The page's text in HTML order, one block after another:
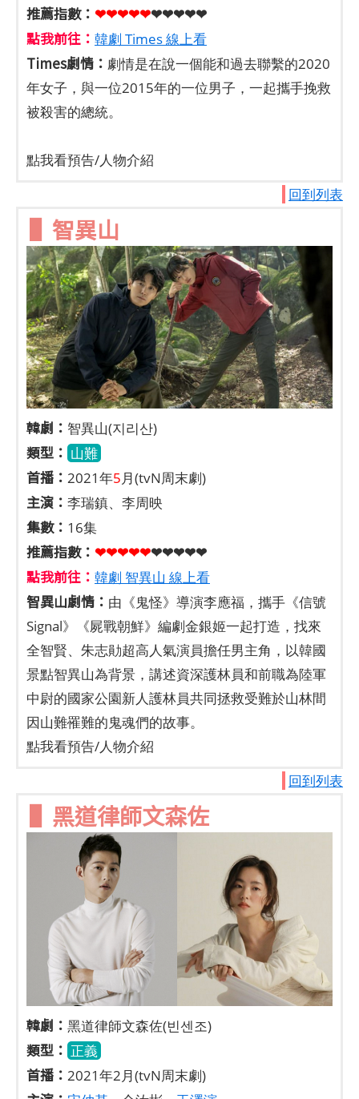
推薦指數： ❤❤❤❤❤❤❤❤❤❤
點我前往： 韓劇 Times 線上看
Times劇情： 劇情是在說一個能和過去聯繫的2020
年女子，與一位2015年的一位男子，一起攜手挽救
被殺害的總統。
點我看預告/人物介紹
回到列表
▌智異山
韓劇： 智異山(지리산)
類型： 山難
首播： 2021年5月(tvN周末劇)
主演： 李瑞鎮、李周映
集數： 16集
推薦指數： ❤❤❤❤❤❤❤❤❤❤
點我前往： 韓劇 智異山 線上看
智異山劇情： 由《鬼怪》導演李應福，攜手《信號
Signal》《屍戰朝鮮》編劇金銀姬一起打造，找來
全智賢、朱志勛超高人氣演員擔任男主角，以韓國
景點智異山為背景，講述資深護林員和前職為陸軍
中尉的國家公園新人護林員共同拯救受難於山林間
因山難罹難的鬼魂們的故事。
點我看預告/人物介紹
回到列表
▌黑道律師文森佐
韓劇： 黑道律師文森佐(빈센조)
類型： 正義
首播： 2021年2月(tvN周末劇)